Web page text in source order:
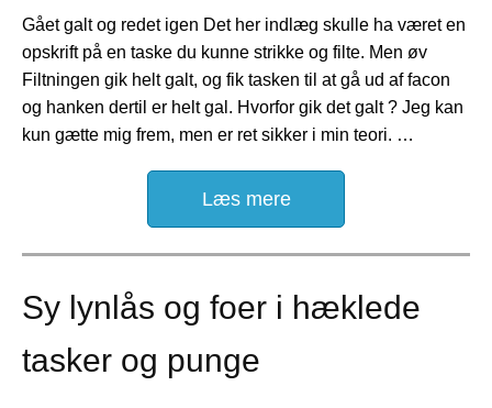
Gået galt og redet igen Det her indlæg skulle ha været en
opskrift på en taske du kunne strikke og filte. Men øv
Filtningen gik helt galt, og fik tasken til at gå ud af facon
og hanken dertil er helt gal. Hvorfor gik det galt ? Jeg kan
kun gætte mig frem, men er ret sikker i min teori. …
Læs mere
Sy lynlås og foer i hæklede
tasker og punge